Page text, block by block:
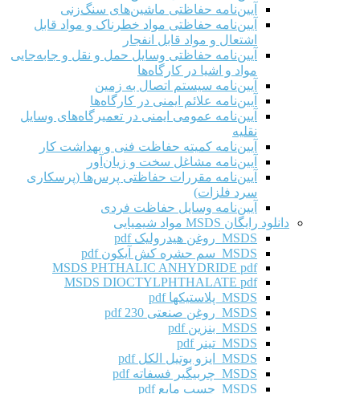
آیین‌نامه حفاظتی ماشین‌های سنگ‌زنی
آیین‌نامه حفاظتی مواد خطرناک و مواد قابل
اشتعال و مواد قابل انفجار
آیین‌نامه حفاظتی وسایل حمل و نقل و جابه‌جایی
مواد و اشیا در کارگاه‌ها
آیین‌نامه سیستم اتصال به زمین
آیین‌نامه علائم ایمنی در کارگاه‌ها
آیین‌نامه عمومی ایمنی در تعمیرگاه‌های وسایل
نقلیه
آیین‌نامه کمیته حفاظت فنی و بهداشت کار
آیین‌نامه مشاغل سخت و زیان‌آور
آیین‌نامه مقررات حفاظتی پرس‌ها (پرسکاری
سرد فلزات)
آیین‌نامه وسایل حفاظت فردی
دانلود رایگان MSDS مواد شیمیایی
MSDS روغن هیدرولیک pdf
MSDS سم حشره کش آیکون pdf
MSDS PHTHALIC ANHYDRIDE pdf
MSDS DIOCTYLPHTHALATE pdf
MSDS پلاستیکها pdf
MSDS روغن صنعتی 230 pdf
MSDS بنزین pdf
MSDS تینر pdf
MSDS ایزو بوتیل الکل pdf
MSDS چربیگیر فسفاته pdf
MSDS چسب مایع pdf